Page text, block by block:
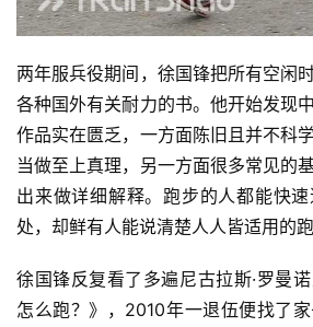
比
观
察
装
备
训
练
两年服兵役期间，徐国锋把所有空闲
各种国外有关耐力的书。他开始发现
作品实在匮乏，一方面陈旧且并不科
当做至上真理，另一方面很多常见的
出来做详细解释。 跑步的人都能快
处，却鲜有人能说清楚人人皆适用的跑
徐国锋反复看了多遍尼古拉斯·罗曼
怎么跑？》，2010年一退伍便找了